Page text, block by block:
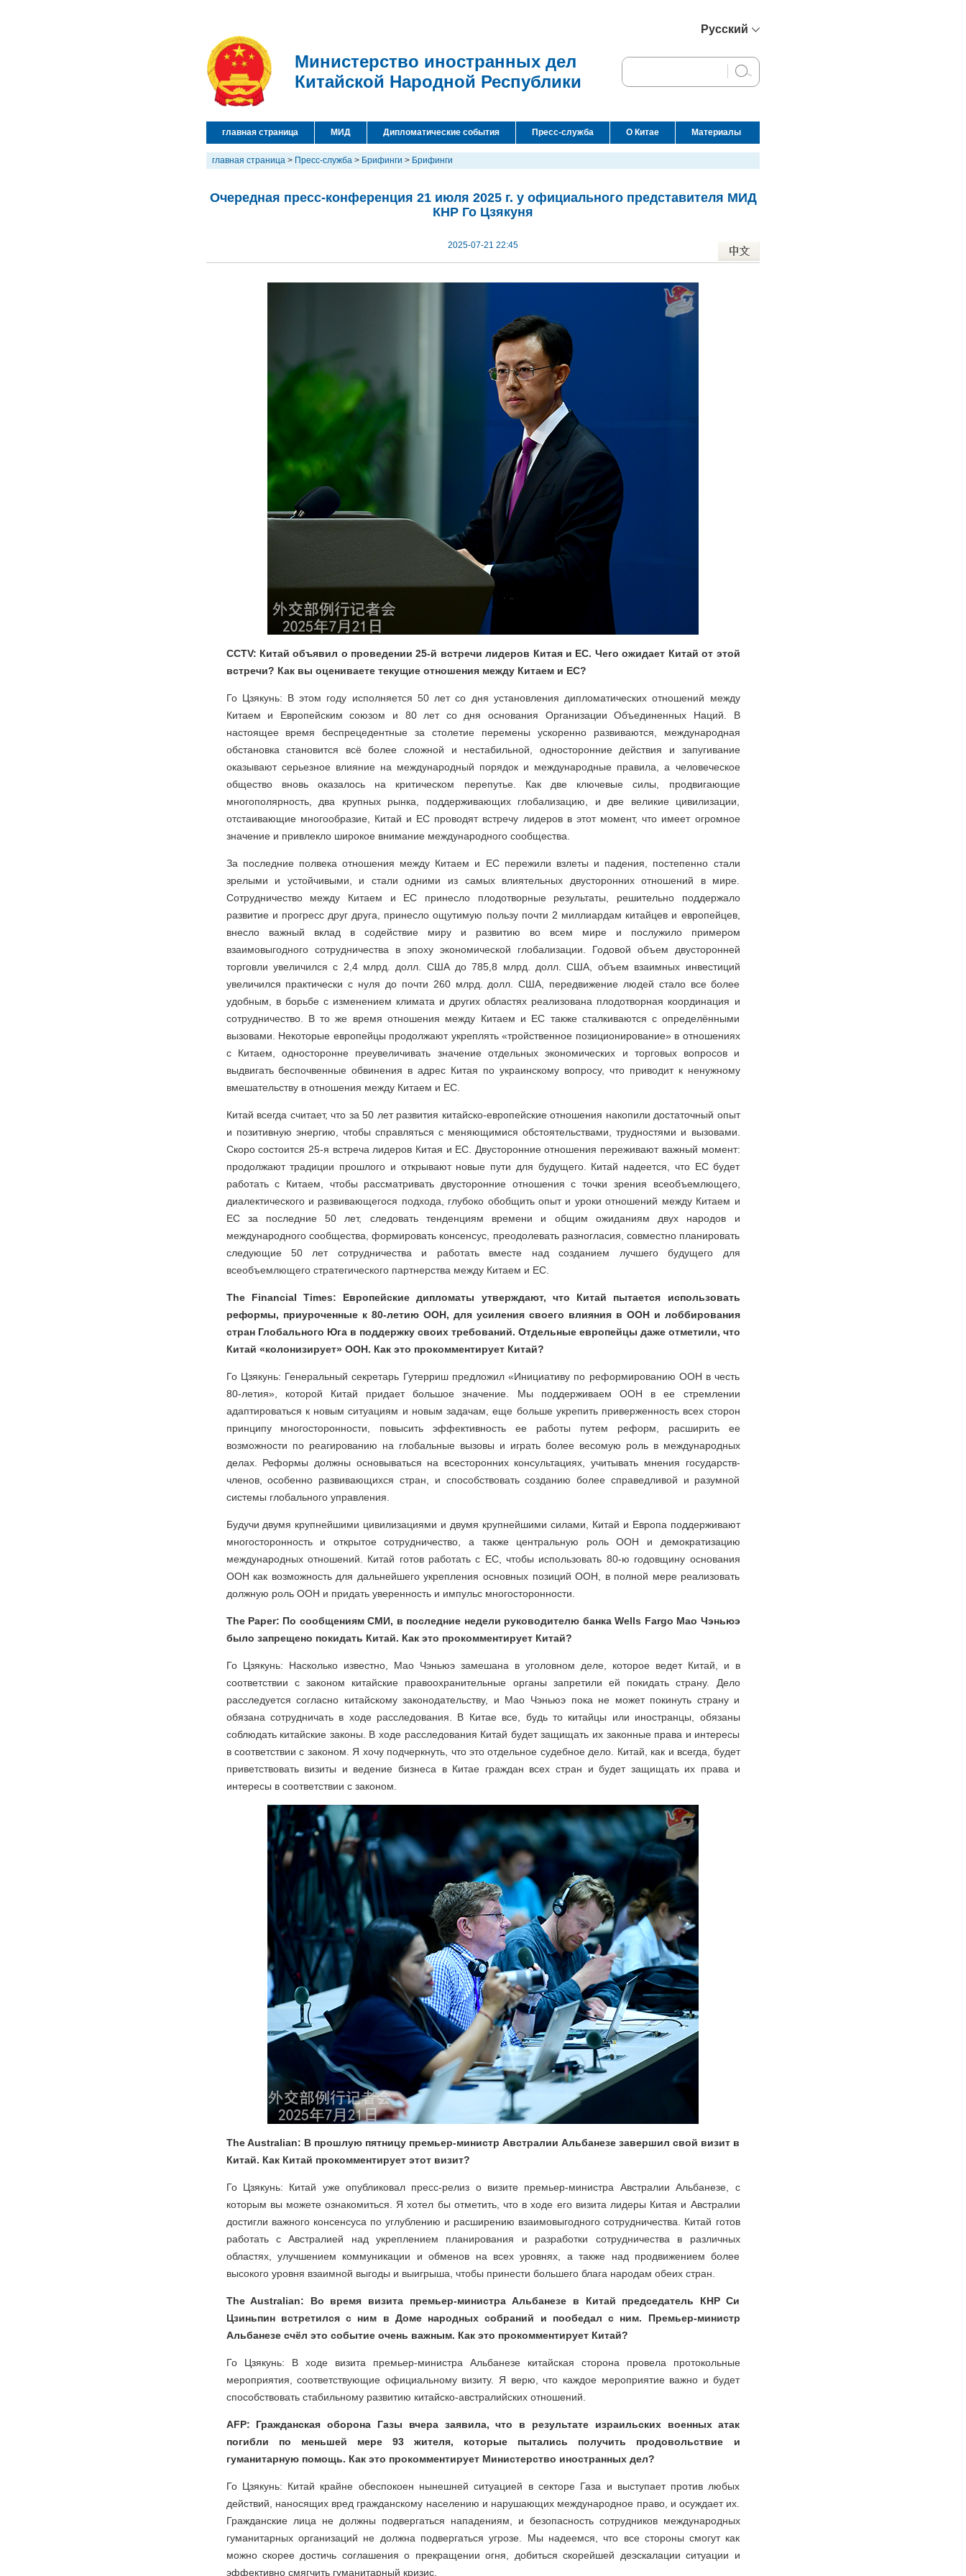
Русский
English
Español
عربي
Министерство иностранных дел
Китайской Народной Республики
главная страница МИД Дипломатические события Пресс-служба О Китае Материалы
главная страница > Пресс-служба > Брифинги > Брифинги
Очередная пресс-конференция 21 июля 2025 г. у официального представителя МИД
КНР Го Цзякуня
2025-07-21 22:45
CCTV: Китай объявил о проведении 25-й встречи лидеров Китая и ЕС. Чего ожидает Китай от этой
встречи? Как вы оцениваете текущие отношения между Китаем и ЕС?
Го Цзякунь: В этом году исполняется 50 лет со дня установления дипломатических отношений между
Китаем и Европейским союзом и 80 лет со дня основания Организации Объединенных Наций. В
настоящее время беспрецедентные за столетие перемены ускоренно развиваются, международная
обстановка становится всё более сложной и нестабильной, односторонние действия и запугивание
оказывают серьезное влияние на международный порядок и международные правила, а человеческое
общество вновь оказалось на критическом перепутье. Как две ключевые силы, продвигающие
многополярность, два крупных рынка, поддерживающих глобализацию, и две великие цивилизации,
отстаивающие многообразие, Китай и ЕС проводят встречу лидеров в этот момент, что имеет огромное
значение и привлекло широкое внимание международного сообщества.
За последние полвека отношения между Китаем и ЕС пережили взлеты и падения, постепенно стали
зрелыми и устойчивыми, и стали одними из самых влиятельных двусторонних отношений в мире.
Сотрудничество между Китаем и ЕС принесло плодотворные результаты, решительно поддержало
развитие и прогресс друг друга, принесло ощутимую пользу почти 2 миллиардам китайцев и европейцев,
внесло важный вклад в содействие миру и развитию во всем мире и послужило примером
взаимовыгодного сотрудничества в эпоху экономической глобализации. Годовой объем двусторонней
торговли увеличился с 2,4 млрд. долл. США до 785,8 млрд. долл. США, объем взаимных инвестиций
увеличился практически с нуля до почти 260 млрд. долл. США, передвижение людей стало все более
удобным, в борьбе с изменением климата и других областях реализована плодотворная координация и
сотрудничество. В то же время отношения между Китаем и ЕС также сталкиваются с определёнными
вызовами. Некоторые европейцы продолжают укреплять «тройственное позиционирование» в отношениях
с Китаем, односторонне преувеличивать значение отдельных экономических и торговых вопросов и
выдвигать беспочвенные обвинения в адрес Китая по украинскому вопросу, что приводит к ненужному
вмешательству в отношения между Китаем и ЕС.
Китай всегда считает, что за 50 лет развития китайско-европейские отношения накопили достаточный опыт
и позитивную энергию, чтобы справляться с меняющимися обстоятельствами, трудностями и вызовами.
Скоро состоится 25-я встреча лидеров Китая и ЕС. Двусторонние отношения переживают важный момент:
продолжают традиции прошлого и открывают новые пути для будущего. Китай надеется, что ЕС будет
работать с Китаем, чтобы рассматривать двусторонние отношения с точки зрения всеобъемлющего,
диалектического и развивающегося подхода, глубоко обобщить опыт и уроки отношений между Китаем и
ЕС за последние 50 лет, следовать тенденциям времени и общим ожиданиям двух народов и
международного сообщества, формировать консенсус, преодолевать разногласия, совместно планировать
следующие 50 лет сотрудничества и работать вместе над созданием лучшего будущего для
всеобъемлющего стратегического партнерства между Китаем и ЕС.
The Financial Times: Европейские дипломаты утверждают, что Китай пытается использовать
реформы, приуроченные к 80-летию ООН, для усиления своего влияния в ООН и лоббирования
стран Глобального Юга в поддержку своих требований. Отдельные европейцы даже отметили, что
Китай «колонизирует» ООН. Как это прокомментирует Китай?
Го Цзякунь: Генеральный секретарь Гутерриш предложил «Инициативу по реформированию ООН в честь
80-летия», которой Китай придает большое значение. Мы поддерживаем ООН в ее стремлении
адаптироваться к новым ситуациям и новым задачам, еще больше укрепить приверженность всех сторон
принципу многосторонности, повысить эффективность ее работы путем реформ, расширить ее
возможности по реагированию на глобальные вызовы и играть более весомую роль в международных
делах. Реформы должны основываться на всесторонних консультациях, учитывать мнения государств-
членов, особенно развивающихся стран, и способствовать созданию более справедливой и разумной
системы глобального управления.
Будучи двумя крупнейшими цивилизациями и двумя крупнейшими силами, Китай и Европа поддерживают
многосторонность и открытое сотрудничество, а также центральную роль ООН и демократизацию
международных отношений. Китай готов работать с ЕС, чтобы использовать 80-ю годовщину основания
ООН как возможность для дальнейшего укрепления основных позиций ООН, в полной мере реализовать
должную роль ООН и придать уверенность и импульс многосторонности.
The Paper: По сообщениям СМИ, в последние недели руководителю банка Wells Fargo Мао Чэньюэ
было запрещено покидать Китай. Как это прокомментирует Китай?
Го Цзякунь: Насколько известно, Мао Чэньюэ замешана в уголовном деле, которое ведет Китай, и в
соответствии с законом китайские правоохранительные органы запретили ей покидать страну. Дело
расследуется согласно китайскому законодательству, и Мао Чэньюэ пока не может покинуть страну и
обязана сотрудничать в ходе расследования. В Китае все, будь то китайцы или иностранцы, обязаны
соблюдать китайские законы. В ходе расследования Китай будет защищать их законные права и интересы
в соответствии с законом. Я хочу подчеркнуть, что это отдельное судебное дело. Китай, как и всегда, будет
приветствовать визиты и ведение бизнеса в Китае граждан всех стран и будет защищать их права и
интересы в соответствии с законом.
The Australian: В прошлую пятницу премьер-министр Австралии Альбанезе завершил свой визит в
Китай. Как Китай прокомментирует этот визит?
Го Цзякунь: Китай уже опубликовал пресс-релиз о визите премьер-министра Австралии Альбанезе, с
которым вы можете ознакомиться. Я хотел бы отметить, что в ходе его визита лидеры Китая и Австралии
достигли важного консенсуса по углублению и расширению взаимовыгодного сотрудничества. Китай готов
работать с Австралией над укреплением планирования и разработки сотрудничества в различных
областях, улучшением коммуникации и обменов на всех уровнях, а также над продвижением более
высокого уровня взаимной выгоды и выигрыша, чтобы принести большего блага народам обеих стран.
The Australian: Во время визита премьер-министра Альбанезе в Китай председатель КНР Си
Цзиньпин встретился с ним в Доме народных собраний и пообедал с ним. Премьер-министр
Альбанезе счёл это событие очень важным. Как это прокомментирует Китай?
Го Цзякунь: В ходе визита премьер-министра Альбанезе китайская сторона провела протокольные
мероприятия, соответствующие официальному визиту. Я верю, что каждое мероприятие важно и будет
способствовать стабильному развитию китайско-австралийских отношений.
AFP: Гражданская оборона Газы вчера заявила, что в результате израильских военных атак
погибли по меньшей мере 93 жителя, которые пытались получить продовольствие и
гуманитарную помощь. Как это прокомментирует Министерство иностранных дел?
Го Цзякунь: Китай крайне обеспокоен нынешней ситуацией в секторе Газа и выступает против любых
действий, наносящих вред гражданскому населению и нарушающих международное право, и осуждает их.
Гражданские лица не должны подвергаться нападениям, и безопасность сотрудников международных
гуманитарных организаций не должна подвергаться угрозе. Мы надеемся, что все стороны смогут как
можно скорее достичь соглашения о прекращении огня, добиться скорейшей деэскалации ситуации и
эффективно смягчить гуманитарный кризис.